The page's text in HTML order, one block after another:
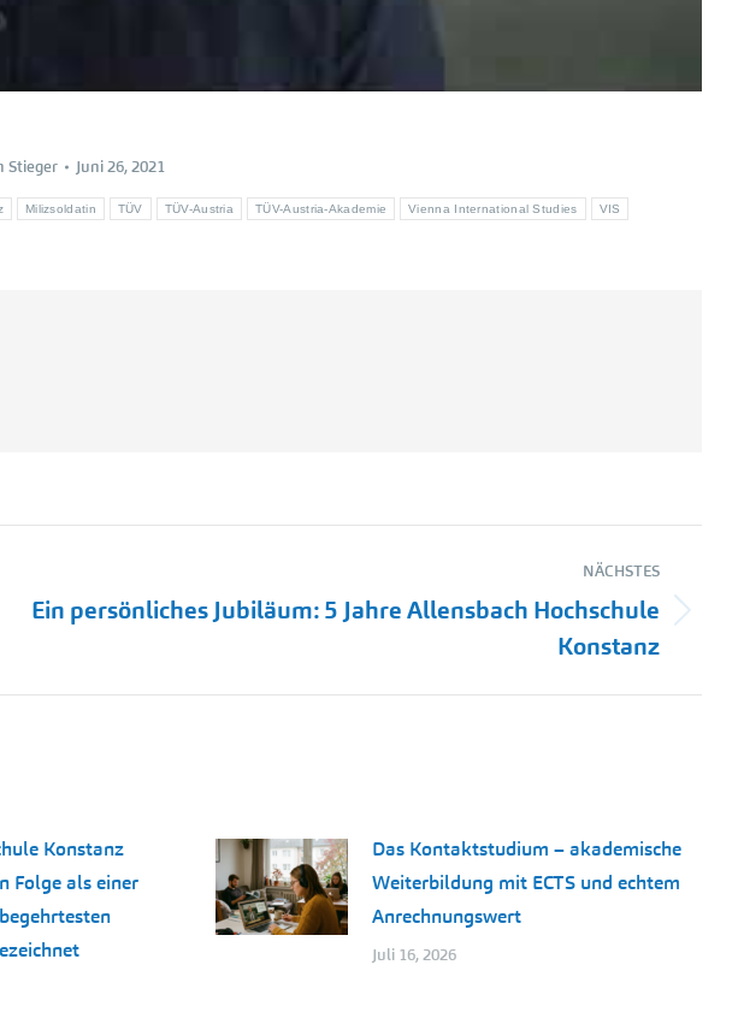
Stieger Juni 26, 2021
Milizsoldatin TÜV TÜV-Austria TÜV-Austria-Akademie Vienna International Studies VIS
NÄCHSTES
Ein persönliches Jubiläum: 5 Jahre Allensbach Hochschule
Konstanz
Konstanz
Folge als einer
Das Kontaktstudium – akademische
Weiterbildung mit ECTS und echtem
Anrechnungswert
Juli 16, 2026